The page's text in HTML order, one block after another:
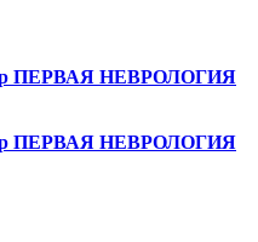
ПЕРВАЯ НЕВРОЛОГИЯ
ПЕРВАЯ НЕВРОЛОГИЯ